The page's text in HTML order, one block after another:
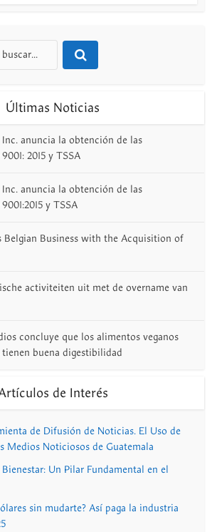
Últimas Noticias
anuncia la obtención de las
2015 y TSSA
anuncia la obtención de las
y TSSA
Belgian Business with the Acquisition of
activiteiten uit met de overname van
concluye que los alimentos veganos
tienen buena digestibilidad
de Interés
de Difusión de Noticias. El Uso de
Medios Noticiosos de Guatemala
Un Pilar Fundamental en el
sin mudarte? Así paga la industria